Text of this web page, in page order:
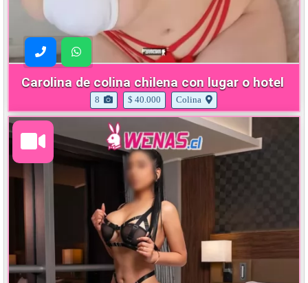
Carolina de colina chilena con lugar o hotel
8 $ 40.000 Colina